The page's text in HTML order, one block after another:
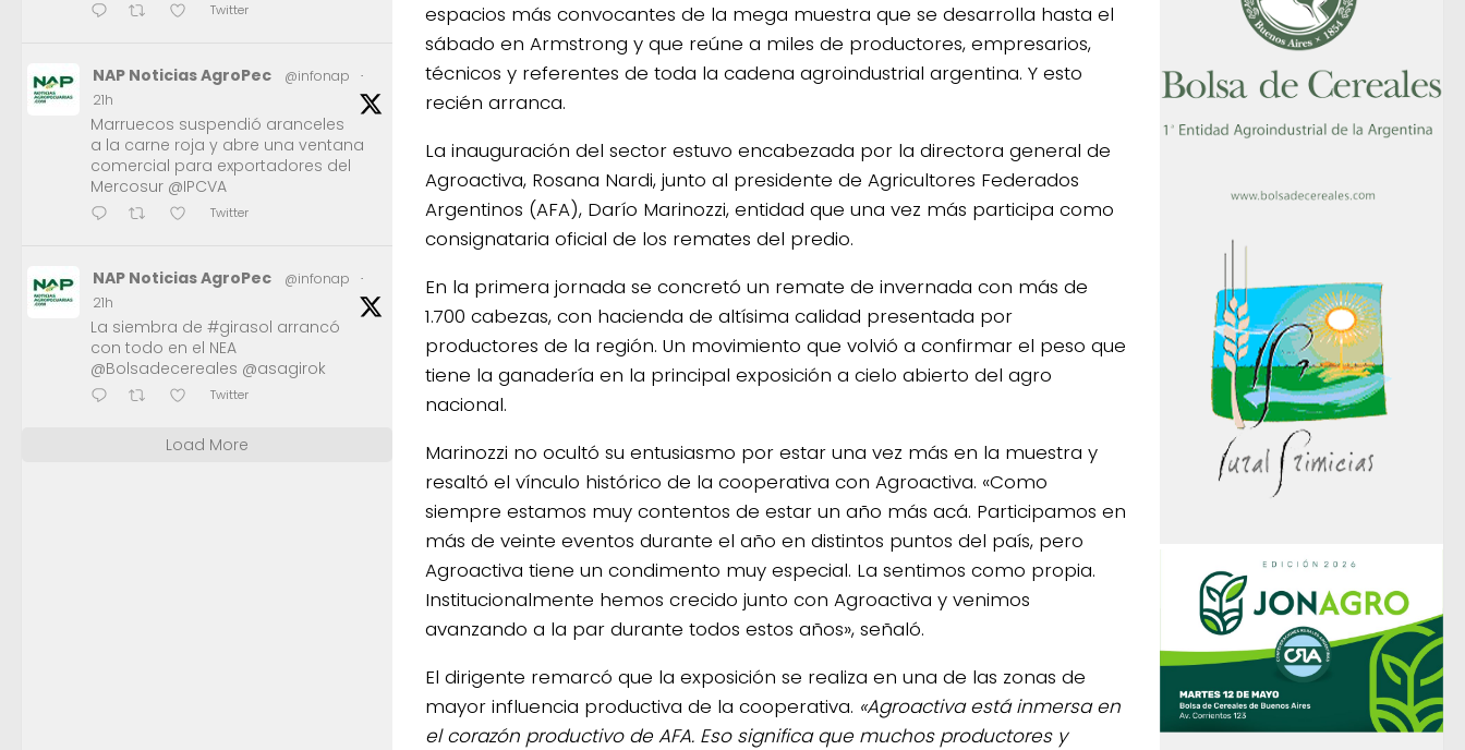
espacios más convocantes de la mega muestra que se desarrolla hasta el
sábado en Armstrong y que reúne a miles de productores, empresarios,
técnicos y referentes de toda la cadena agroindustrial argentina. Y esto
recién arranca.
La inauguración del sector estuvo encabezada por la directora general de
Agroactiva, Rosana Nardi, junto al presidente de Agricultores Federados
Argentinos (AFA), Darío Marinozzi, entidad que una vez más participa como
consignataria oficial de los remates del predio.
En la primera jornada se concretó un remate de invernada con más de
1.700 cabezas, con hacienda de altísima calidad presentada por
productores de la región. Un movimiento que volvió a confirmar el peso que
tiene la ganadería en la principal exposición a cielo abierto del agro
nacional.
Marinozzi no ocultó su entusiasmo por estar una vez más en la muestra y
resaltó el vínculo histórico de la cooperativa con Agroactiva. «Como
siempre estamos muy contentos de estar un año más acá. Participamos en
más de veinte eventos durante el año en distintos puntos del país, pero
Agroactiva tiene un condimento muy especial. La sentimos como propia.
Institucionalmente hemos crecido junto con Agroactiva y venimos
avanzando a la par durante todos estos años», señaló.
El dirigente remarcó que la exposición se realiza en una de las zonas de
mayor influencia productiva de la cooperativa. «Agroactiva está inmersa en
el corazón productivo de AFA. Eso significa que muchos productores y
Twitter
NAP Noticias AgroPec @infonap
·
21h
Marruecos suspendió aranceles
a la carne roja y abre una ventana
comercial para exportadores del
Mercosur @IPCVA
Twitter
NAP Noticias AgroPec @infonap
·
21h
La siembra de #girasol arrancó
con todo en el NEA
@Bolsadecereales @asagirok
Twitter
Load More